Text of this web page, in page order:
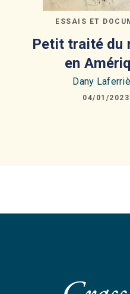
ESSAIS ET
Petit traité du
en
Dany
04/01/2023